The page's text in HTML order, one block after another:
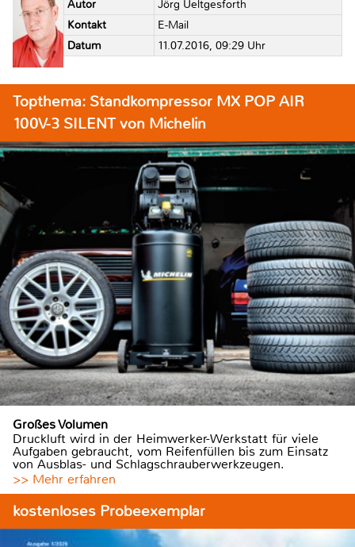
Autor
Jörg Ueltgesforth
Kontakt
E-Mail
Datum
11.07.2016, 09:29 Uhr
Topthema: Standkompressor MX POP AIR
100V-3 SILENT von Michelin
Großes Volumen
Druckluft wird in der Heimwerker-Werkstatt für viele
Aufgaben gebraucht, vom Reifenfüllen bis zum Einsatz
von Ausblas- und Schlagschrauberwerkzeugen.
>> Mehr erfahren
kostenloses Probeexemplar